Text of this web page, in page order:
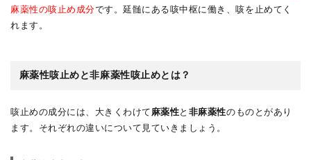
麻薬性の咳止め成分です。延髄にある咳中枢に働き、咳を止めてく
れます。
麻薬性咳止めと非麻薬性咳止めとは？
咳止めの成分には、大きくわけて 麻薬性と 非麻薬性のものとがあり
ます。それぞれの違いについて見ていきましょう。